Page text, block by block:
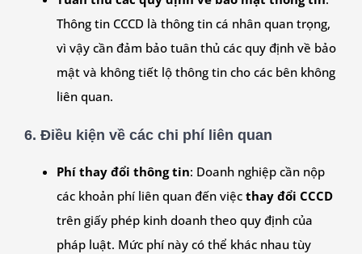
Thông tin CCCD là thông tin cá nhân quan trọng,
vì vậy cần đảm bảo tuân thủ các quy định về bảo
mật và không tiết lộ thông tin cho các bên không
liên quan.
6. Điều kiện về các chi phí liên quan
Phí thay đổi thông tin: Doanh nghiệp cần nộp
các khoản phí liên quan đến việc thay đổi CCCD
trên giấy phép kinh doanh theo quy định của
pháp luật. Mức phí này có thể khác nhau tùy